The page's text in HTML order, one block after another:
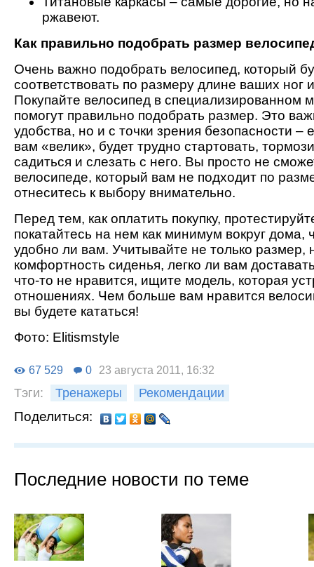
ржавеют.
Как правильно подобрать размер
Очень важно подобрать велосипед, который
соответствовать по размеру длине ваших ног
Покупайте велосипед в специализированном
помогут правильно подобрать размер. Это
удобства, но и с точки зрения безопасности –
вам «велик», будет трудно стартовать,
садиться и слезать с него. Вы просто не
велосипеде, который вам не подходит по
отнеситесь к выбору внимательно.
Перед тем, как оплатить покупку,
покатайтесь на нем как минимум вокруг дома,
удобно ли вам. Учитывайте не только размер,
комфортность сиденья, легко ли вам
что-то не нравится, ищите модель, которая
отношениях. Чем больше вам нравится
вы будете кататься!
Фото: Еlitismstyle
67 529 0 23 августа 2011, 16:32
Тэги: Тренажеры Рекомендации
Поделиться:
Последние новости по теме